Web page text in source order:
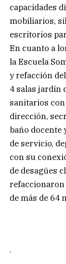
capacidades
mobiliarios,
escritorios
En cuanto a
la Escuela
y refacción
4 salas jardín
sanitarios
dirección,
baño docente
de servicio,
con su
de desagües
refaccionaron
de más de 64
.